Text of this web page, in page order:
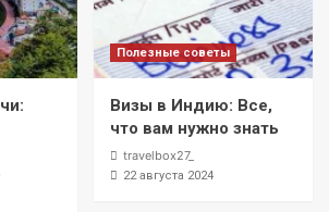
Полезные советы
Визы в Индию: Все,
что вам нужно знать
travelbox27_
22 августа 2024